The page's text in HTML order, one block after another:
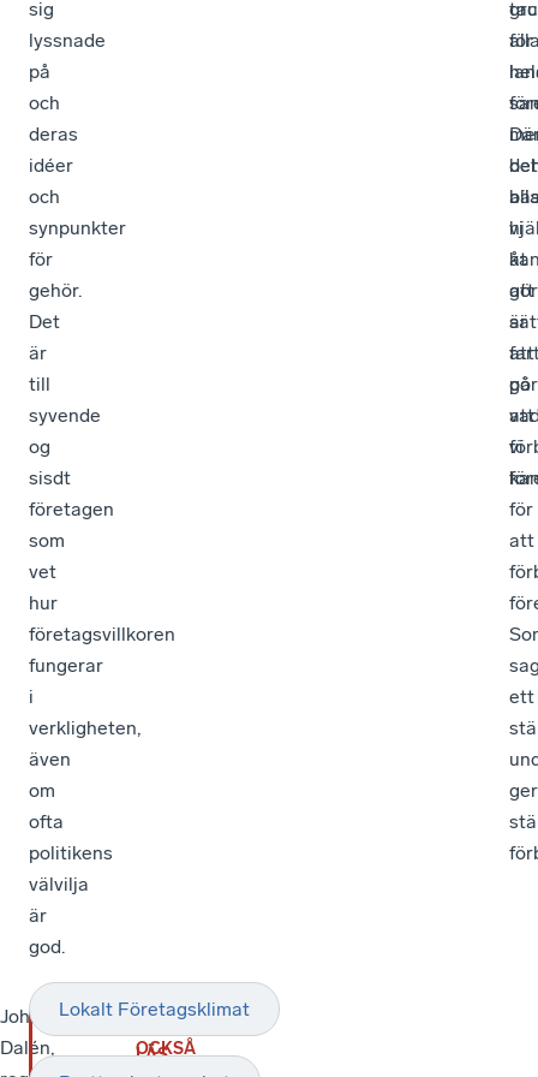
sig
lyssnade
på
och
deras
idéer
och
synpunkter
för
gehör.
Det
är
till
syvende
og
sisdt
företagen
som
vet
hur
företagsvillkoren
fungerar
i
verkligheten,
även
om
ofta
politikens
välvilja
är
god.
för
åt
att
på
att
det
vi
är
att
vi
för
att
ett
ger
Johan
Dalén,
LÄS
OCKSÅ
Lokalt Företagsklimat